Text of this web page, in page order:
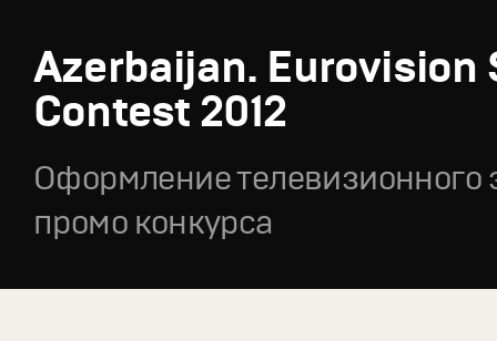
Azerbaijan. Eurovision
Contest 2012
Оформление телевизионного
промо конкурса